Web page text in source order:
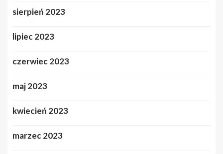
sierpień 2023
lipiec 2023
czerwiec 2023
maj 2023
kwiecień 2023
marzec 2023